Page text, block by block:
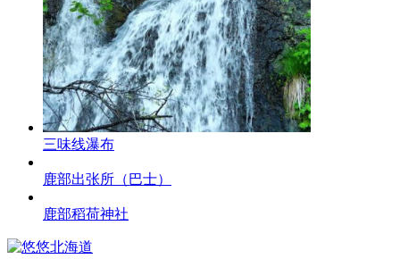
三味线瀑布
鹿部出张所（巴士）
鹿部稻荷神社